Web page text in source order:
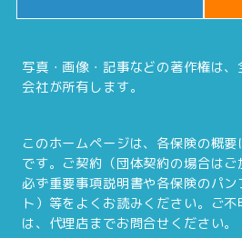
写真・画像・記事などの著作権は
会社が所有します。
このホームページは、各保険の概
です。ご契約（団体契約の場合はご
必ず重要事項説明書や各保険のパ
ト）等をよくお読みください。ご
は、代理店までお問合せください。